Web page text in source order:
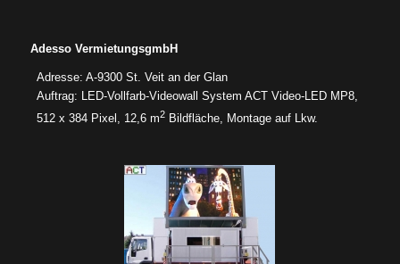
Adesso VermietungsgmbH
Adresse: A-9300 St. Veit an der Glan
Auftrag: LED-Vollfarb-Videowall System ACT Video-LED MP8,
512 x 384 Pixel, 12,6 m2Bildfläche, Montage auf Lkw.